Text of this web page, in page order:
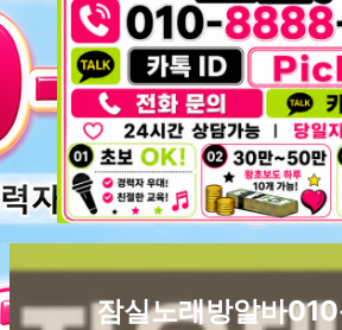
잠실노래방알바